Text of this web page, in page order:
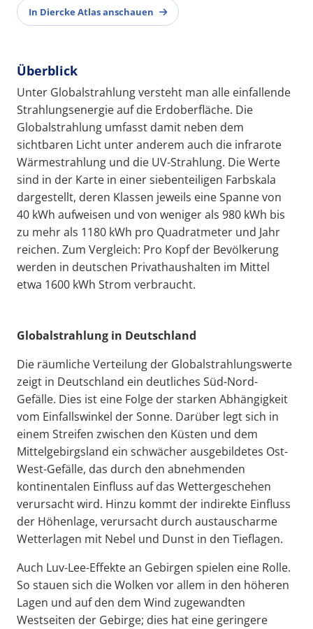
In Diercke Atlas anschauen
Überblick
Unter Globalstrahlung versteht man alle einfallende
Strahlungsenergie auf die Erdoberfläche. Die
Globalstrahlung umfasst damit neben dem
sichtbaren Licht unter anderem auch die infrarote
Wärmestrahlung und die UV-Strahlung. Die Werte
sind in der Karte in einer siebenteiligen Farbskala
dargestellt, deren Klassen jeweils eine Spanne von
40 kWh aufweisen und von weniger als 980 kWh bis
zu mehr als 1180 kWh pro Quadratmeter und Jahr
reichen. Zum Vergleich: Pro Kopf der Bevölkerung
werden in deutschen Privathaushalten im Mittel
etwa 1600 kWh Strom verbraucht.
Globalstrahlung in Deutschland
Die räumliche Verteilung der Globalstrahlungswerte
zeigt in Deutschland ein deutliches Süd-Nord-
Gefälle. Dies ist eine Folge der starken Abhängigkeit
vom Einfallswinkel der Sonne. Darüber legt sich in
einem Streifen zwischen den Küsten und dem
Mittelgebirgsland ein schwächer ausgebildetes Ost-
West-Gefälle, das durch den abnehmenden
kontinentalen Einfluss auf das Wettergeschehen
verursacht wird. Hinzu kommt der indirekte Einfluss
der Höhenlage, verursacht durch austauscharme
Wetterlagen mit Nebel und Dunst in den Tieflagen.
Auch Luv-Lee-Effekte an Gebirgen spielen eine Rolle.
So stauen sich die Wolken vor allem in den höheren
Lagen und auf den dem Wind zugewandten
Westseiten der Gebirge; dies hat eine geringere